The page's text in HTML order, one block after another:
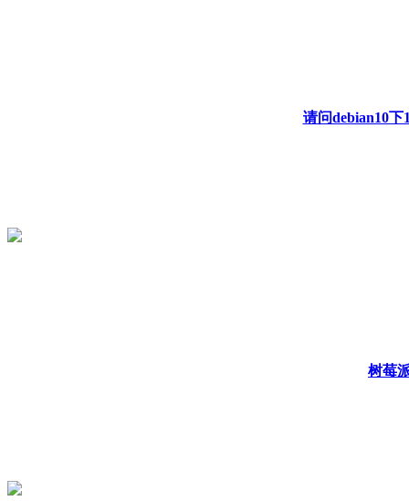
请问debian10下
树莓